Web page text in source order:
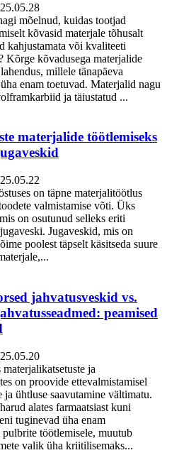
mõelnud, kuidas tootjad
kõvasid materjale tõhusalt
kahjustamata või kvaliteeti
Kõrge kõvadusega materjalide
millele tänapäeva
enam toetuvad. Materjalid nagu
ja täiustatud ...
materjalide töötlemiseks
on täpne materjalitöötlus
valmistamise võti. Üks
on osutunud selleks eriti
Jugaveskid, mis on
poolest täpselt käsitseda suure
jahvatusveskid vs.
peamised
materjalikatsetuste ja
on proovide ettevalmistamisel
ja ühtluse saavutamine vältimatu.
alates farmaatsiast kuni
tuginevad üha enam
pulbrite töötlemisele, muutub
valik üha kriitilisemaks...